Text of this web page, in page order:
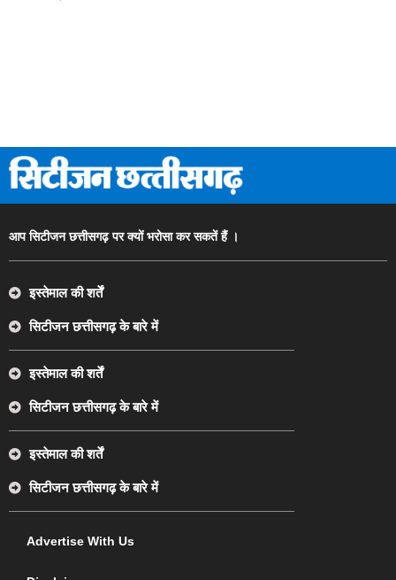
आप सिटीजन छत्तीसगढ़ पर क्यों भरोसा कर सकतें हैं ।
इस्तेमाल की शर्तें
सिटीजन छत्तीसगढ़ के बारे में
इस्तेमाल की शर्तें
सिटीजन छत्तीसगढ़ के बारे में
इस्तेमाल की शर्तें
सिटीजन छत्तीसगढ़ के बारे में
Advertise With Us